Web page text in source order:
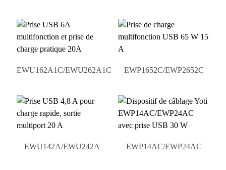
EWU162A1C/EWU262A1C EWP1652C/EWP2652C
EWU142A/EWU242A EWP14AC/EWP24AC